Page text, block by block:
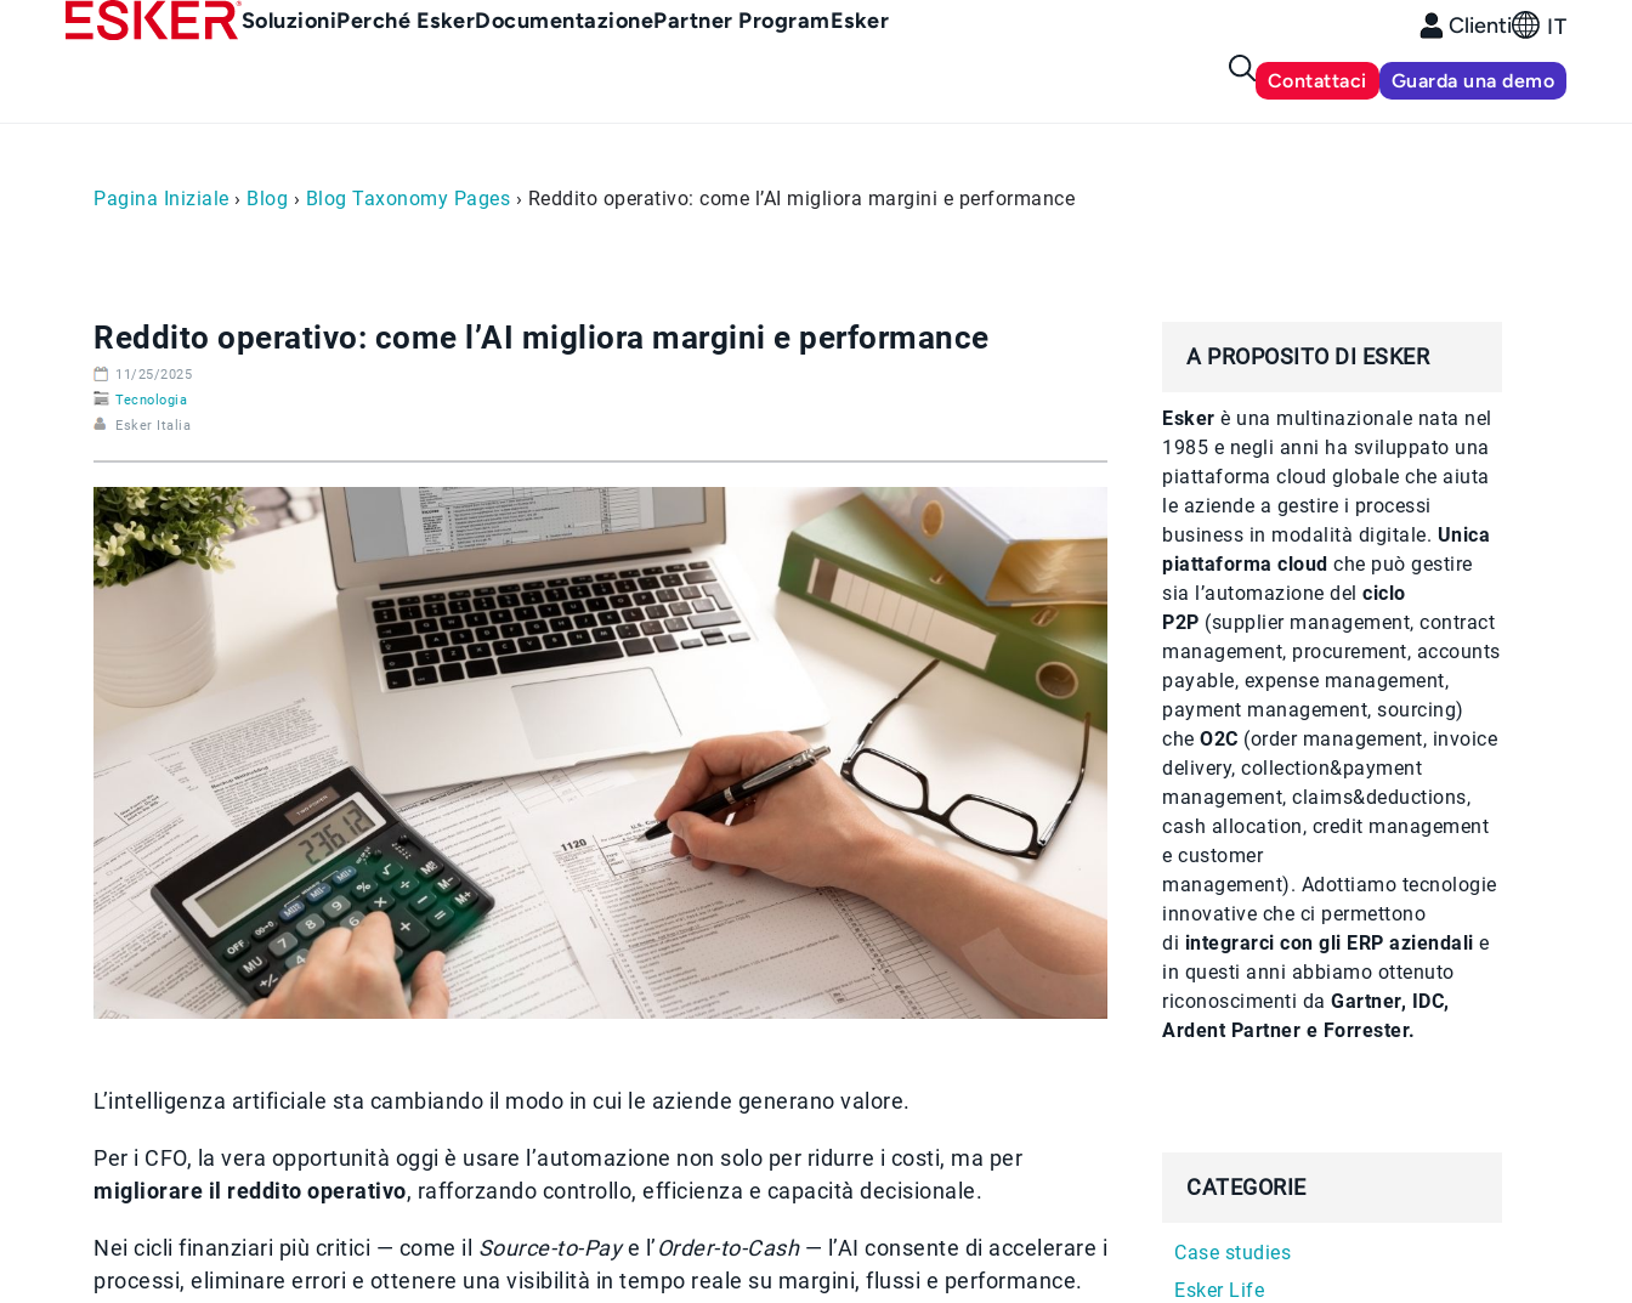
Main
SoluzioniPerché EskerDocumentazionePartner ProgramEsker Clienti IT
Contattaci Guarda una demo
Pagina Iniziale › Blog › Blog Taxonomy Pages › Reddito operativo: come l’AI migliora margini e performance
Reddito operativo: come l’AI migliora margini e performance
11/25/2025
Tecnologia
Esker Italia
L’intelligenza artificiale sta cambiando il modo in cui le aziende generano valore.
Per i CFO, la vera opportunità oggi è usare l’automazione non solo per ridurre i costi, ma per
migliorare il reddito operativo, rafforzando controllo, efficienza e capacità decisionale.
Nei cicli finanziari più critici — come il Source-to-Paye l’Order-to-Cash— l’AI consente di accelerare i
processi, eliminare errori e ottenere una visibilità in tempo reale su margini, flussi e performance.
A PROPOSITO DI ESKER
Esker è una multinazionale nata nel
1985 e negli anni ha sviluppato una
piattaforma cloud globale che aiuta
le aziende a gestire i processi
business in modalità digitale. Unica
piattaforma cloud che può gestire
sia l’automazione del ciclo
P2P (supplier management, contract
management, procurement, accounts
payable, expense management,
payment management, sourcing)
che O2C (order management, invoice
delivery, collection&payment
management, claims&deductions,
cash allocation, credit management
e customer
management). Adottiamo tecnologie
innovative che ci permettono
di integrarci con gli ERP aziendali e
in questi anni abbiamo ottenuto
riconoscimenti da Gartner, IDC,
Ardent Partner e Forrester.
CATEGORIE
Case studies
Esker Life